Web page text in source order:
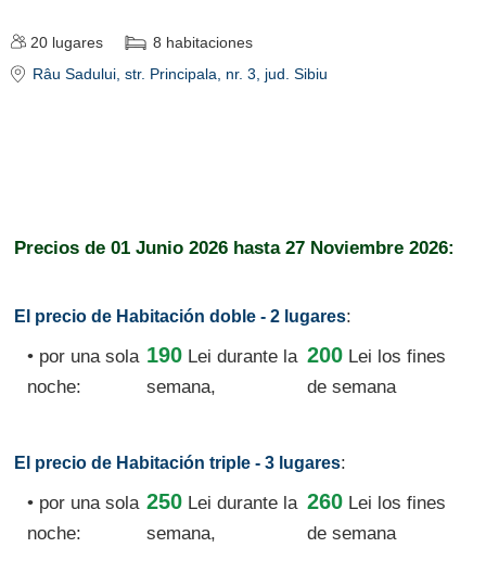
20 lugares 8 habitaciones
Râu Sadului, str. Principala, nr. 3, jud. Sibiu
Precios de 01 Junio 2026 hasta 27 Noviembre 2026:
El precio de Habitación doble - 2 lugares:
• por una sola
noche:
190 Lei durante la
semana,
200 Lei los fines
de semana
El precio de Habitación triple - 3 lugares:
• por una sola
noche:
250 Lei durante la
semana,
260 Lei los fines
de semana